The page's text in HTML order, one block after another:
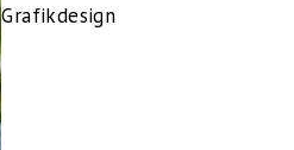
Grafikdesign